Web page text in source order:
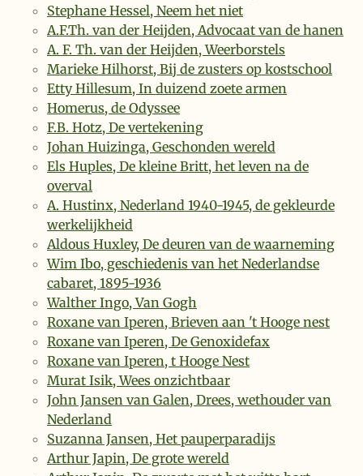
Stephane Hessel, Neem het niet
A.F.Th. van der Heijden, Advocaat van de hanen
A. F. Th. van der Heijden, Weerborstels
Marieke Hilhorst, Bij de zusters op kostschool
Etty Hillesum, In duizend zoete armen
Homerus, de Odyssee
F.B. Hotz, De vertekening
Johan Huizinga, Geschonden wereld
Els Huples, De kleine Britt, het leven na de
overval
A. Hustinx, Nederland 1940-1945, de gekleurde
werkelijkheid
Aldous Huxley, De deuren van de waarneming
Wim Ibo, geschiedenis van het Nederlandse
cabaret, 1895-1936
Walther Ingo, Van Gogh
Roxane van Iperen, Brieven aan 't Hooge nest
Roxane van Iperen, De Genoxidefax
Roxane van Iperen, t Hooge Nest
Murat Isik, Wees onzichtbaar
John Jansen van Galen, Drees, wethouder van
Nederland
Suzanna Jansen, Het pauperparadijs
Arthur Japin, De grote wereld